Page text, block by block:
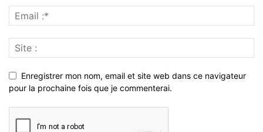
Enregistrer mon nom, email et site web dans ce navigateur
pour la prochaine fois que je commenterai.